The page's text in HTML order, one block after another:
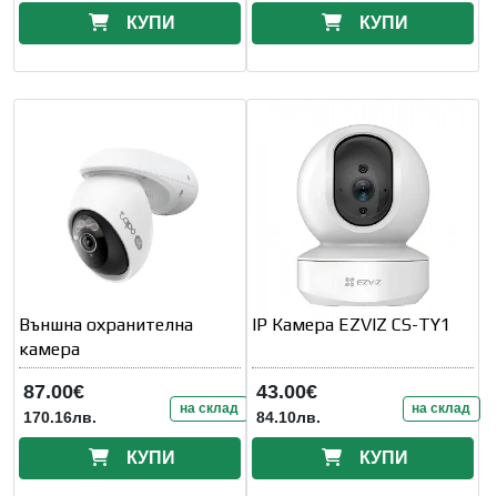
КУПИ КУПИ
Външна охранителна
камера
87.00€
170.16лв. на склад
КУПИ
IP Камера EZVIZ CS-TY1
43.00€
84.10лв. на склад
КУПИ